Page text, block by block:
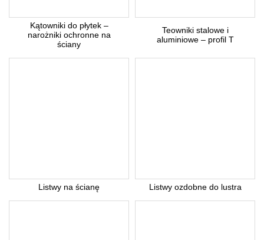
Kątowniki do płytek –
narożniki ochronne na
ściany
Teowniki stalowe i
aluminiowe – profil T
Listwy na ścianę Listwy ozdobne do lustra